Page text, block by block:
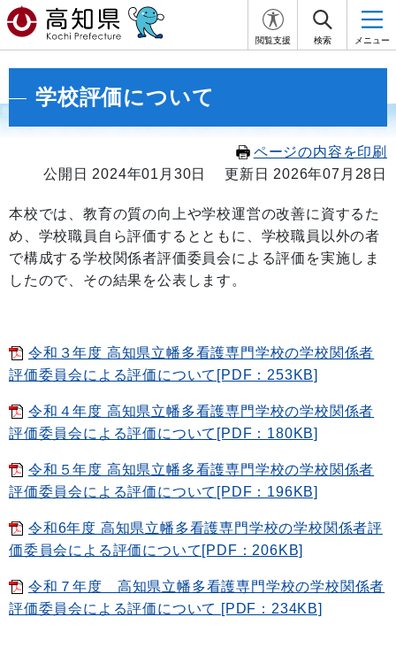
閲覧支援 検索 メニュー
学校評価について
ページの内容を印刷
公開日 2024年01月30日
更新日 2026年07月28日
本校では、教育の質の向上や学校運営の改善に資するた
め、学校職員自ら評価するとともに、学校職員以外の者
で構成する学校関係者評価委員会による評価を実施しま
したので、その結果を公表します。
令和３年度 高知県立幡多看護専門学校の学校関係者
評価委員会による評価について[PDF：253KB]
令和４年度 高知県立幡多看護専門学校の学校関係者
評価委員会による評価について[PDF：180KB]
令和５年度 高知県立幡多看護専門学校の学校関係者
評価委員会による評価について[PDF：196KB]
令和6年度 高知県立幡多看護専門学校の学校関係者評
価委員会による評価について[PDF：206KB]
令和７年度 高知県立幡多看護専門学校の学校関係者
評価委員会による評価について [PDF：234KB]